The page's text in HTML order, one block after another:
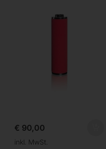
€ 90,00
inkl. MwSt.